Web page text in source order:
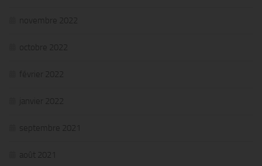
novembre 2022
octobre 2022
février 2022
janvier 2022
septembre 2021
août 2021